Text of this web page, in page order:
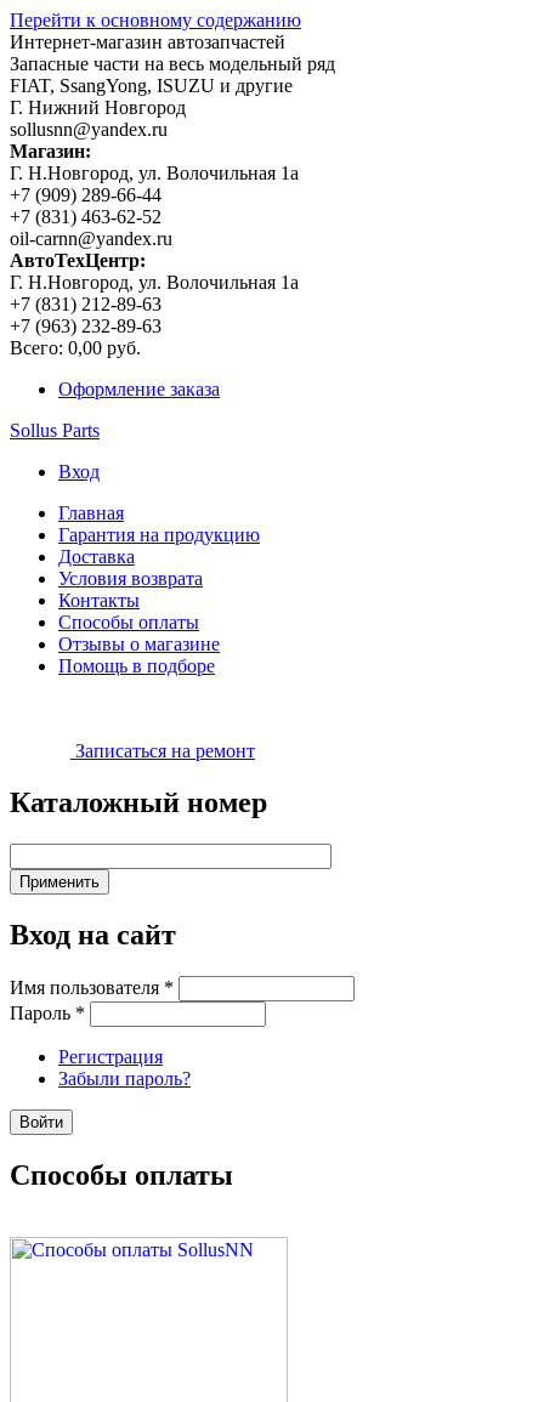
Перейти к основному содержанию
Интернет-магазин автозапчастей
Запасные части на весь модельный ряд
FIAT, SsangYong, ISUZU и другие
Г. Нижний Новгород
sollusnn@yandex.ru
Магазин:
Г. Н.Новгород, ул. Волочильная 1а
+7 (909) 289-66-44
+7 (831) 463-62-52
oil-carnn@yandex.ru
АвтоТехЦентр:
Г. Н.Новгород, ул. Волочильная 1а
+7 (831) 212-89-63
+7 (963) 232-89-63
Всего: 0,00 руб.
Оформление заказа
Sollus Parts
Вход
Главная
Гарантия на продукцию
Доставка
Условия возврата
Контакты
Способы оплаты
Отзывы о магазине
Помощь в подборе
Записаться на ремонт
Каталожный номер
Вход на сайт
Имя пользователя *
Пароль *
Регистрация
Забыли пароль?
Способы оплаты